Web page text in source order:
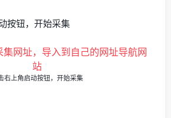
按钮，开始采集
右上角启动按钮，开始采集